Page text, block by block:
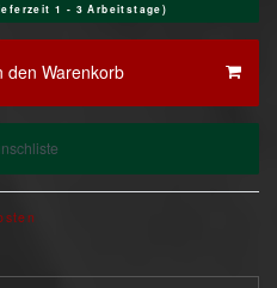
1 - 3 Arbeitstage)
den Warenkorb